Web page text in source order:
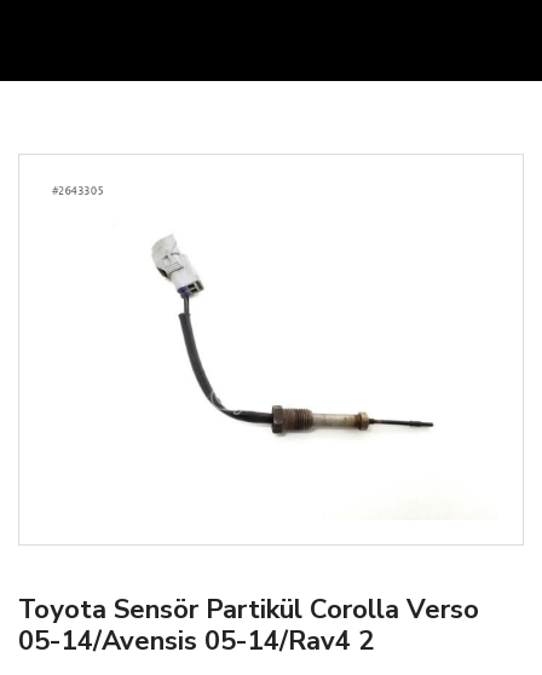
Toyota Sensör Partikül Corolla Verso
05-14/Avensis 05-14/Rav4 2